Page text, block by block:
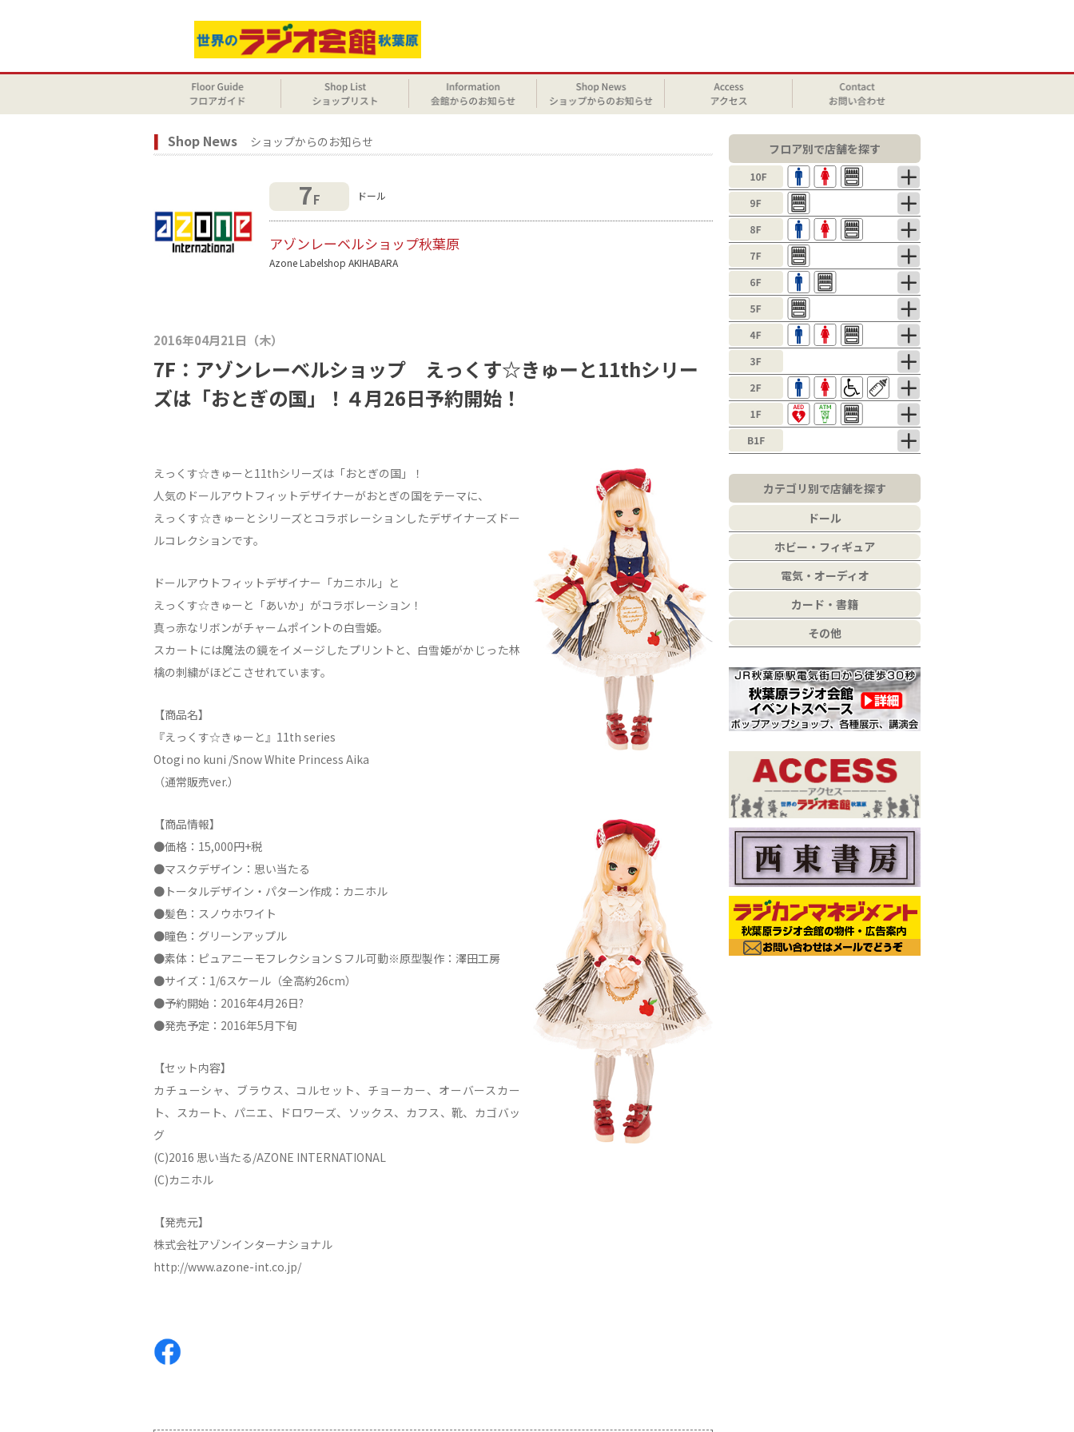
Shop News ショップからのお知らせ
7F ドール
アゾンレーベルショップ秋葉原
Azone Labelshop AKIHABARA
2016年04月21日（木）
7F：アゾンレーベルショップ えっくす☆きゅーと11thシリー
ズは「おとぎの国」！４月26日予約開始！
えっくす☆きゅーと11thシリーズは「おとぎの国」！
人気のドールアウトフィットデザイナーがおとぎの国をテーマに、
えっくす☆きゅーとシリーズとコラボレーションしたデザイナーズドー
ルコレクションです。
ドールアウトフィットデザイナー「カニホル」と
えっくす☆きゅーと「あいか」がコラボレーション！
真っ赤なリボンがチャームポイントの白雪姫。
スカートには魔法の鏡をイメージしたプリントと、白雪姫がかじった林
檎の刺繍がほどこさせれています。
【商品名】
『えっくす☆きゅーと』11th series
Otogi no kuni /Snow White Princess Aika
（通常販売ver.）
【商品情報】
●価格：15,000円+税
●マスクデザイン：思い当たる
●トータルデザイン・パターン作成：カニホル
●髪色：スノウホワイト
●瞳色：グリーンアップル
●素体：ピュアニーモフレクションＳフル可動※原型製作：澤田工房
●サイズ：1/6スケール（全高約26cm）
●予約開始：2016年4月26日?
●発売予定：2016年5月下旬
【セット内容】
カチューシャ、ブラウス、コルセット、チョーカー、オーバースカー
ト、スカート、パニエ、ドロワーズ、ソックス、カフス、靴、カゴバッ
グ
(C)2016 思い当たる/AZONE INTERNATIONAL
(C)カニホル
【発売元】
株式会社アゾンインターナショナル
http://www.azone-int.co.jp/
フロア別で店舗を探す
カテゴリ別で店舗を探す
ドール
ホビー・フィギュア
電気・オーディオ
カード・書籍
その他